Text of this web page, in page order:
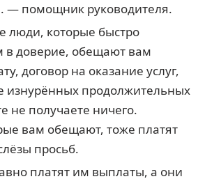
— помощник руководителя.
люди, которые быстро
в доверие, обещают вам
договор на оказание услуг,
изнурённых продолжительных
не получаете ничего.
вам обещают, тоже платят
просьб.
платят им выплаты, а они